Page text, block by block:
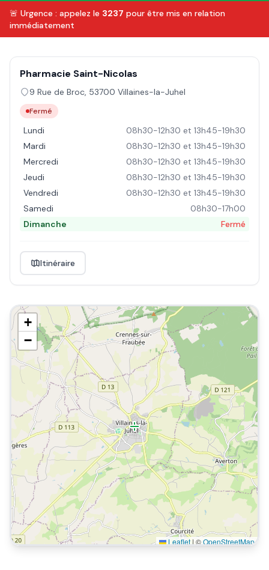
🚨 Urgence : appelez le 3237 pour être mis en relation
immédiatement
Pharmacie Saint-Nicolas
9 Rue de Broc, 53700 Villaines-la-Juhel
Fermé
Lundi
08h30-12h30 et 13h45-19h30
Mardi
08h30-12h30 et 13h45-19h30
Mercredi
08h30-12h30 et 13h45-19h30
Jeudi
08h30-12h30 et 13h45-19h30
Vendredi
08h30-12h30 et 13h45-19h30
Samedi
08h30-17h00
Dimanche
Fermé
Itinéraire
+
−
Leaflet|©OpenStreetMap